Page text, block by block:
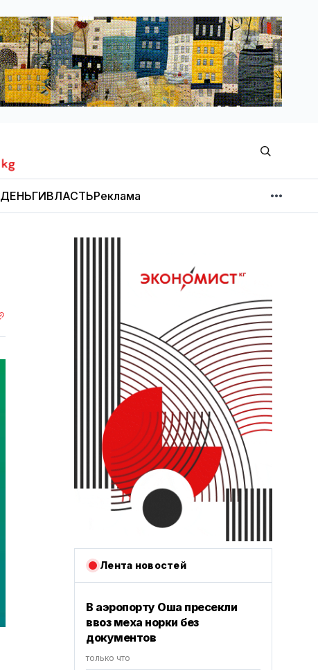
ДЕНЬГИВЛАСТЬРеклама
МНЕНИЕ
Лента новостей
В аэропорту Оша пресекли
ввоз меха норки без
документов
только что